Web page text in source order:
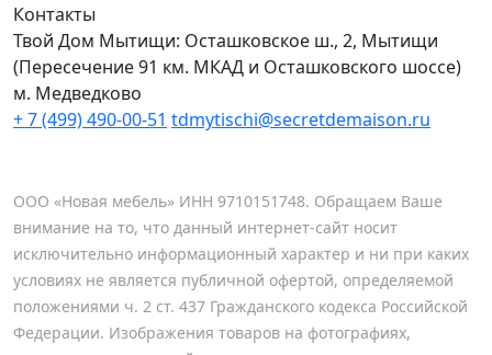
Контакты
Твой Дом Мытищи: Осташковское ш., 2, Мытищи
(Пересечение 91 км. МКАД и Осташковского шоссе)
м. Медведково
+ 7 (499) 490-00-51 tdmytischi@secretdemaison.ru
ООО «Новая мебель» ИНН 9710151748. Обращаем Ваше
внимание на то, что данный интернет-сайт носит
исключительно информационный характер и ни при каких
условиях не является публичной офертой, определяемой
положениями ч. 2 ст. 437 Гражданского кодекса Российской
Федерации. Изображения товаров на фотографиях,